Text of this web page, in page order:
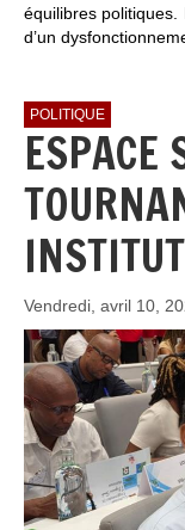
équilibres
d’un
POLITIQUE
ESPACE
Vendredi, avril 10,